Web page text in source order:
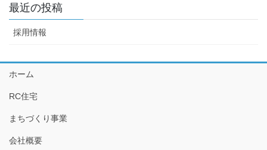
最近の投稿
採用情報
ホーム
RC住宅
まちづくり事業
会社概要